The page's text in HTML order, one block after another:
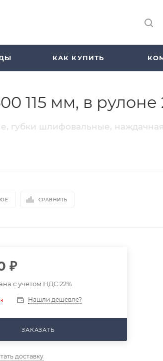
КАК КУПИТЬ
115 мм, в рулоне
губки шлифовальные, наждачная
СРАВНИТЬ
₽
с учетом НДС 22%
Нашли дешевле?
ЗАКАЗАТЬ
доставку